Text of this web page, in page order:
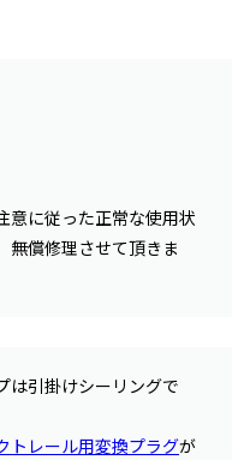
意に従った正常な使用状
無償修理させて頂きま
は引掛けシーリングで
トレール用変換プラグが